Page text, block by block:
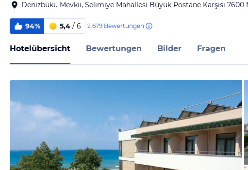
Denizbükü Mevkii, Selimiye Mahallesi Büyük Postane Karşısı
94% 5,4 / 6 2.679 Bewertungen
Hotelübersicht Bewertungen Bilder Fragen